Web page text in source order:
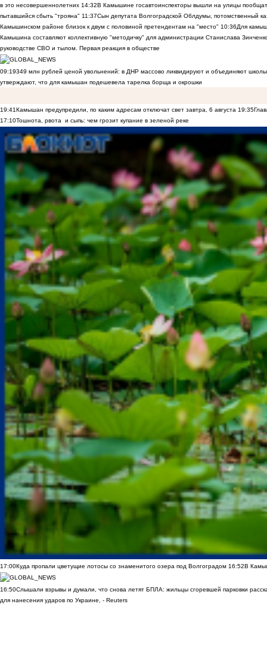
в это несовершеннолетних 14:32В Камышине госавтоинспекторы вышли на улицы
пытавшийся сбыть "трояна" 11:37Сын депутата Волгоградской Облдумы, потомственный
Камышинском районе близок к двум с половиной претендентам на "место" 10:36Для
Камышина составляют коллективную "методичку" для администрации Станислава
руководстве СВО и тылом. Первая реакция в обществе
09:19349 млн рублей ценой увольнений: в ДНР массово ликвидируют и объединяют
утверждают, что для камышан подешевела тарелка борща и окрошки
19:41Камышан предупредили, по каким адресам отключат свет завтра, 6 августа 19:35
17:10Тошнота, рвота и сыпь: чем грозит купание в зеленой реке
17:00Куда пропали цветущие лотосы со знаменитого озера под Волгоградом 16:52В
16:50Слышали взрывы и думали, что снова летят БПЛА: жильцы сгоревшей парковки
для нанесения ударов по Украине, - Reuters